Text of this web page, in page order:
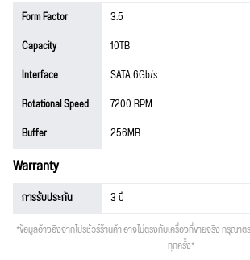
Form Factor
3.5
Capacity
10TB
Interface
SATA 6Gb/s
Rotational Speed
7200 RPM
Buffer
256MB
Warranty
การรับประกัน 3 ปี
*ข้อมูลอ้างอิงจากโปรชัวร์ร้านค้า อาจไม่ตรงกับเครื่องที่ขายจริง กรุณา
ทุกครั้ง*